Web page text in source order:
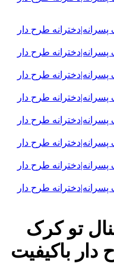
تو کرک
دار باکیفیت